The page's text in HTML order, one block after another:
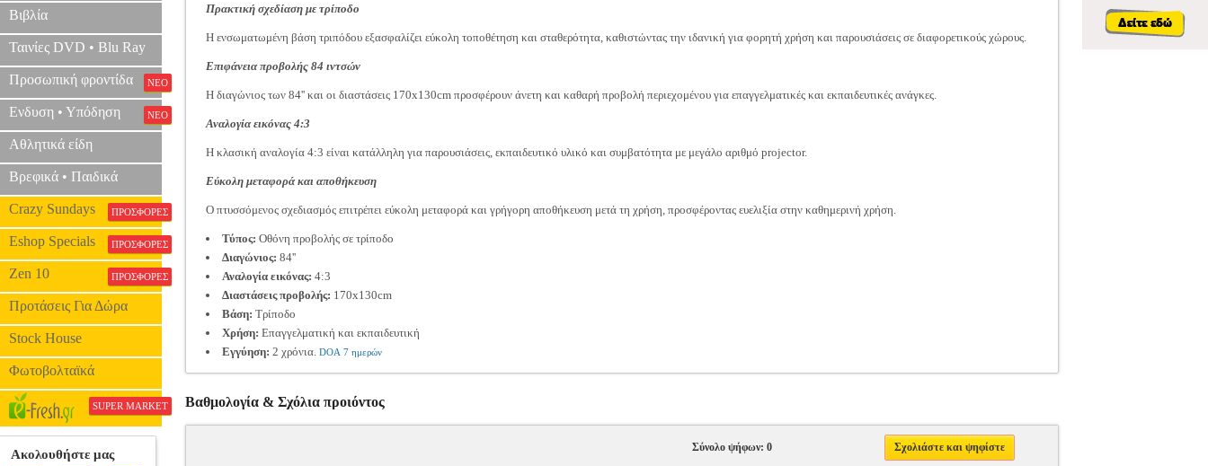
Βιβλία
Ταινίες DVD • Blu Ray
Προσωπική φροντίδα ΝΕΟ
Ενδυση • Υπόδηση ΝΕΟ
Αθλητικά είδη
Βρεφικά • Παιδικά
Crazy Sundays ΠΡΟΣΦΟΡΕΣ
Eshop Specials ΠΡΟΣΦΟΡΕΣ
Zen 10 ΠΡΟΣΦΟΡΕΣ
Προτάσεις Για Δώρα
Stock House
Φωτοβολταϊκά
SUPER MARKET
Πρακτική σχεδίαση με τρίποδο
Η ενσωματωμένη βάση τριπόδου εξασφαλίζει εύκολη τοποθέτηση και σταθερότητα, καθιστώντας την ιδανική για φορητή χρήση και παρουσιάσεις σε διαφορετικούς χώρους.
Επιφάνεια προβολής 84 ιντσών
Η διαγώνιος των 84'' και οι διαστάσεις 170x130cm προσφέρουν άνετη και καθαρή προβολή περιεχομένου για επαγγελματικές και εκπαιδευτικές ανάγκες.
Αναλογία εικόνας 4:3
Η κλασική αναλογία 4:3 είναι κατάλληλη για παρουσιάσεις, εκπαιδευτικό υλικό και συμβατότητα με μεγάλο αριθμό projector.
Εύκολη μεταφορά και αποθήκευση
Ο πτυσσόμενος σχεδιασμός επιτρέπει εύκολη μεταφορά και γρήγορη αποθήκευση μετά τη χρήση, προσφέροντας ευελιξία στην καθημερινή χρήση.
Τύπος: Οθόνη προβολής σε τρίποδο
Διαγώνιος: 84''
Αναλογία εικόνας: 4:3
Διαστάσεις προβολής: 170x130cm
Βάση: Τρίποδο
Χρήση: Επαγγελματική και εκπαιδευτική
Εγγύηση: 2 χρόνια. DOA 7 ημερών
Βαθμολογία & Σχόλια προιόντος
Σύνολο ψήφων: 0 Σχολιάστε και ψηφίστε